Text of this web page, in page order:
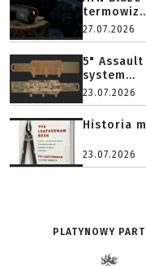
27.07.2026
5"
system...
23.07.2026
Historia
23.07.2026
PLATYNOWY